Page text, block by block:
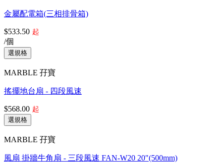
金屬配電箱(三相排骨箱)
$533.50 起
/個
MARBLE 孖寶
搖擺地台扇 - 四段風速
$568.00 起
MARBLE 孖寶
風扇 掛牆牛角扇 - 三段風速 FAN-W20 20"(500mm)